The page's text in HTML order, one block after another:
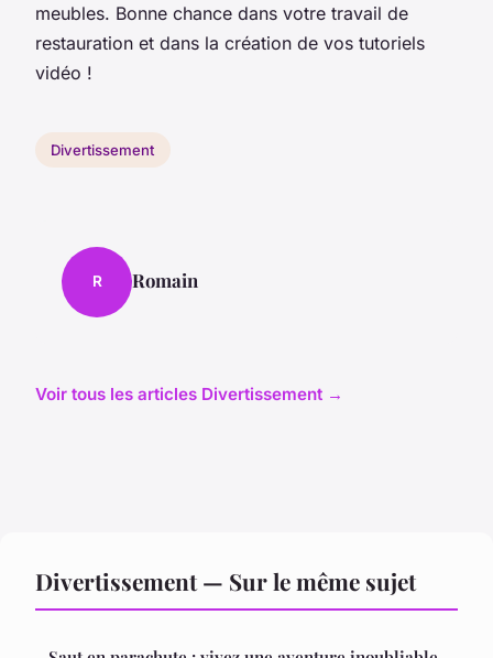
meubles. Bonne chance dans votre travail de
restauration et dans la création de vos tutoriels
vidéo !
Divertissement
R Romain
Voir tous les articles Divertissement →
Divertissement — Sur le même sujet